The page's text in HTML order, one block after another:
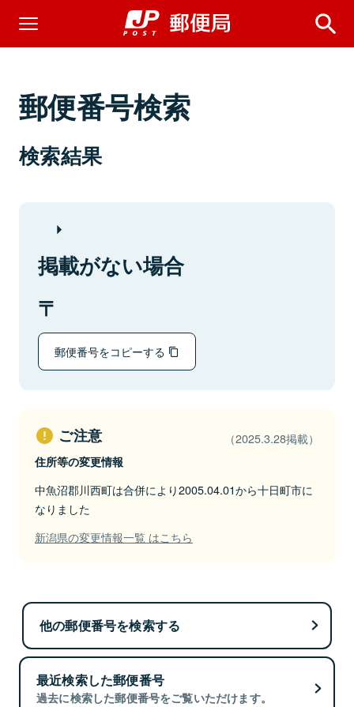
郵便番号検索
検索結果
掲載がない場合
郵便番号をコピーする
ご注意 （2025.3.28掲載）
住所等の変更情報
中魚沼郡川西町は合併により2005.04.01から十日町市に
なりました
新潟県の変更情報一覧 はこちら
他の郵便番号を検索する
最近検索した郵便番号
過去に検索した郵便番号をご覧いただけます。